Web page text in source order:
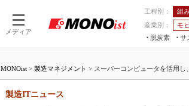
メディア
工程別： 組
産業別：
モ
脱炭素
サ
つながる工場AI×設備保全
MONOist > 製造マネジメント > スーパーコンピュータを活用し
製造ITニュース